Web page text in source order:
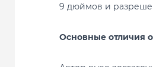
9 дюймов и
Основные отличия